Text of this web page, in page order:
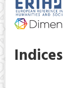
Indices